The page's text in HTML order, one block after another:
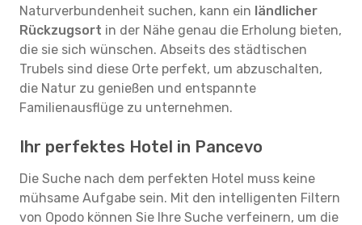
Naturverbundenheit suchen, kann ein ländlicher
Rückzugsort in der Nähe genau die Erholung bieten,
die sie sich wünschen. Abseits des städtischen
Trubels sind diese Orte perfekt, um abzuschalten,
die Natur zu genießen und entspannte
Familienausflüge zu unternehmen.
Ihr perfektes Hotel in Pancevo
Die Suche nach dem perfekten Hotel muss keine
mühsame Aufgabe sein. Mit den intelligenten Filtern
von Opodo können Sie Ihre Suche verfeinern, um die